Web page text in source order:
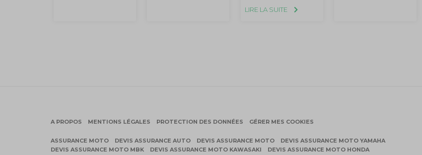
LIRE LA SUITE
A PROPOS MENTIONS LÉGALES PROTECTION DES DONNÉES GÉRER MES COOKIES
ASSURANCE MOTO DEVIS ASSURANCE AUTO DEVIS ASSURANCE MOTO
DEVIS ASSURANCE MOTO YAMAHA
DEVIS ASSURANCE MOTO MBK
DEVIS ASSURANCE MOTO KAWASAKI DEVIS ASSURANCE MOTO HONDA